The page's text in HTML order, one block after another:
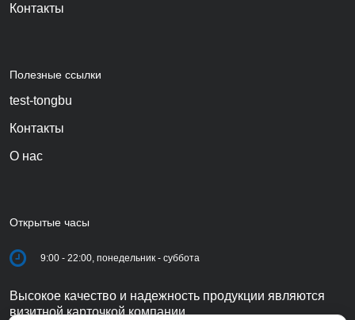
Контакты
Полезные ссылки
test-tongbu
Контакты
О нас
Открытые часы
9:00 - 22:00, понедельник - суббота
Высокое качество и надежность продукции являются
визитной карточкой компании.